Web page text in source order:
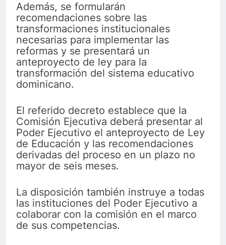
Además, se formularán
recomendaciones sobre las
transformaciones institucionales
necesarias para implementar las
reformas y se presentará un
anteproyecto de ley para la
transformación del sistema educativo
dominicano.
El referido decreto establece que la
Comisión Ejecutiva deberá presentar al
Poder Ejecutivo el anteproyecto de Ley
de Educación y las recomendaciones
derivadas del proceso en un plazo no
mayor de seis meses.
La disposición también instruye a todas
las instituciones del Poder Ejecutivo a
colaborar con la comisión en el marco
de sus competencias.